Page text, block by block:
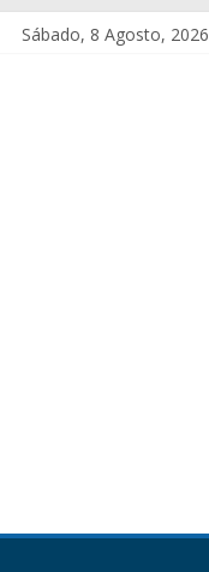
Sábado, 8 Agosto, 2026